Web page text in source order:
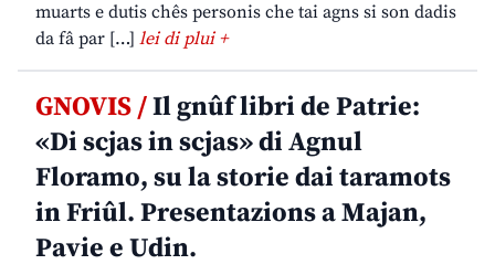
muarts e dutis chês personis che tai agns si son dadis
da fâ par […] lei di plui +
GNOVIS /Il gnûf libri de Patrie:
«Di scjas in scjas» di Agnul
Floramo, su la storie dai taramots
in Friûl. Presentazions a Majan,
Pavie e Udin.